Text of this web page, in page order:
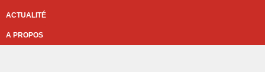
ACTUALITÉ
A PROPOS